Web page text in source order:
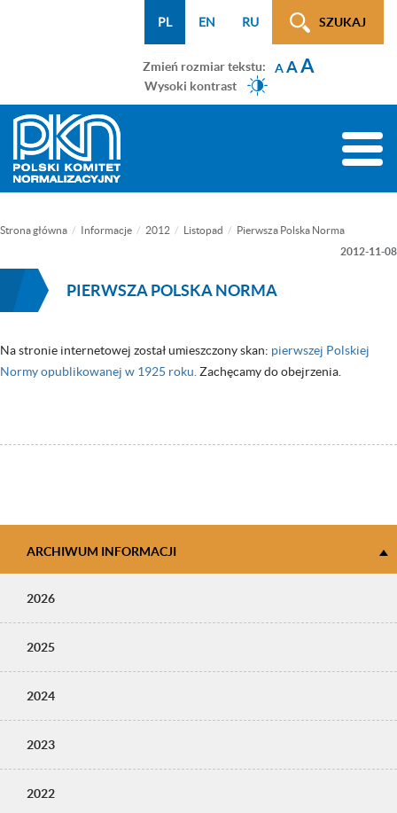
(tylko
na
podstronach)
SZUKAJ
PL EN RU
Zmień rozmiar tekstu: AAA
Wysoki kontrast
Toggle
Strona główna Informacje 2012 Listopad Pierwsza Polska Norma
PIERWSZA POLSKA NORMA
2012-11-08
Na stronie internetowej został umieszczony skan: pierwszej Polskiej
Normy opublikowanej w 1925 roku. Zachęcamy do obejrzenia.
ARCHIWUM INFORMACJI
2026
2025
2024
2023
2022